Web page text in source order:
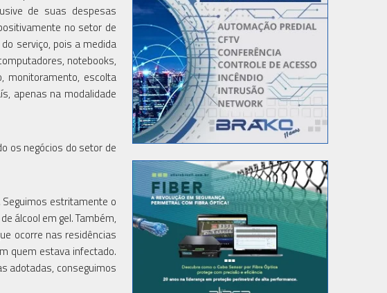
de suas despesas
no setor de
serviço, pois a medida
notebooks,
monitoramento, escolta
apenas na modalidade
os negócios do setor de
estritamente o
álcool em gel. Também,
ocorre nas residências
quem estava infectado.
adotadas, conseguimos